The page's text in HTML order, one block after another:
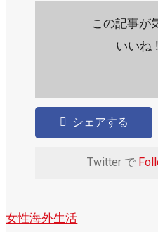
この記事が
いいね
シェアする
Twitter で
女性海外生活